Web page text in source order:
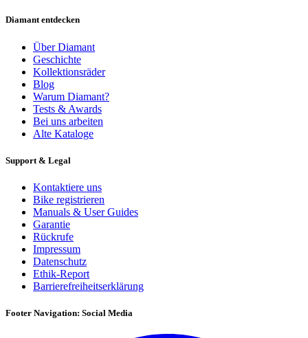
Diamant entdecken
Über Diamant
Geschichte
Kollektionsräder
Blog
Warum Diamant?
Tests & Awards
Bei uns arbeiten
Alte Kataloge
Support & Legal
Kontaktiere uns
Bike registrieren
Manuals & User Guides
Garantie
Rückrufe
Impressum
Datenschutz
Ethik-Report
Barrierefreiheitserklärung
Footer Navigation: Social Media